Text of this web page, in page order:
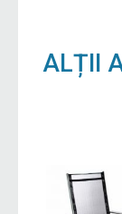
ALȚII